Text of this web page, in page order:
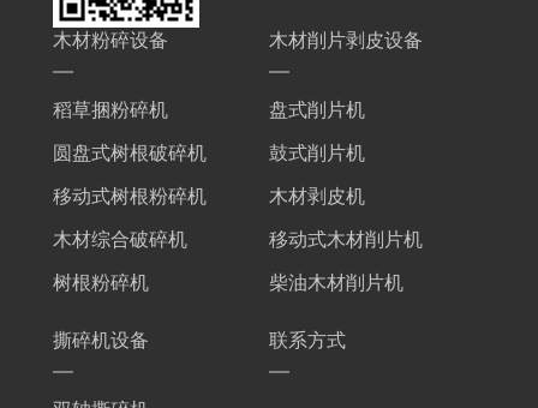
木材粉碎设备
稻草捆粉碎机
圆盘式树根破碎机
移动式树根粉碎机
木材综合破碎机
树根粉碎机
木材削片剥皮设备
盘式削片机
鼓式削片机
木材剥皮机
移动式木材削片机
柴油木材削片机
撕碎机设备 联系方式